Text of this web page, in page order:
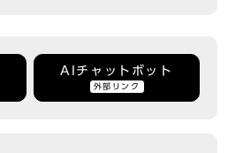
AIチャットボット
外部リンク